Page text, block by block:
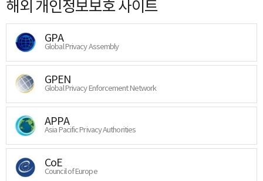
해외 개인정보보호 사이트
GPA
Global Privacy Assembly
GPEN
Global Privacy Enforcement Network
APPA
Asia Pacific Privacy Authorities
CoE
Council of Europe